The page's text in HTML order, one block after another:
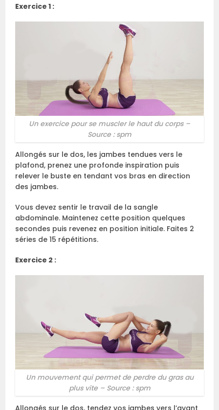
Exercice 1 :
Un exercice pour se muscler le haut du corps –
Source : spm
Allongés sur le dos, les jambes tendues vers le
plafond, prenez une profonde inspiration puis
relever le buste en tendant vos bras en direction
des jambes.
Vous devez sentir le travail de la sangle
abdominale. Maintenez cette position quelques
secondes puis revenez en position initiale. Faites 2
séries de 15 répétitions.
Exercice 2 :
Un mouvement qui permet de perdre du gras au
plus vite – Source : spm
Allongés sur le dos, tendez vos jambes vers l’avant